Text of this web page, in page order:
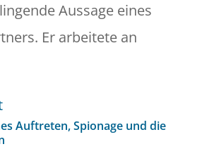
Aussage eines
Er arbeitete an
Auftreten, Spionage und die